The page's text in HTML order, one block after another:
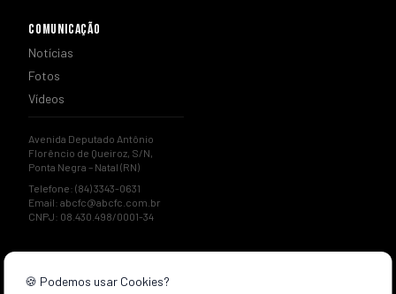
COMUNICAÇÃO
Notícias
Fotos
Vídeos
Avenida Deputado Antônio
Florêncio de Queiroz, S/N,
Ponta Negra – Natal (RN)
Telefone: (84) 3343-0631
Email: abcfc@abcfc.com.br
CNPJ: 08.430.498/0001-34
🍪 Podemos usar Cookies?